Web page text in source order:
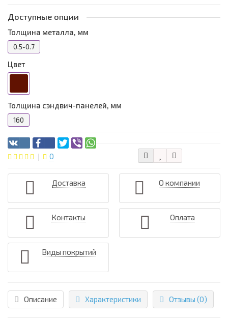
Доступные опции
Толщина металла, мм
0.5-0.7
Цвет
Толщина сэндвич-панелей, мм
160
0
Доставка О компании
Контакты Оплата
Виды покрытий
Описание Характеристики Отзывы (0)